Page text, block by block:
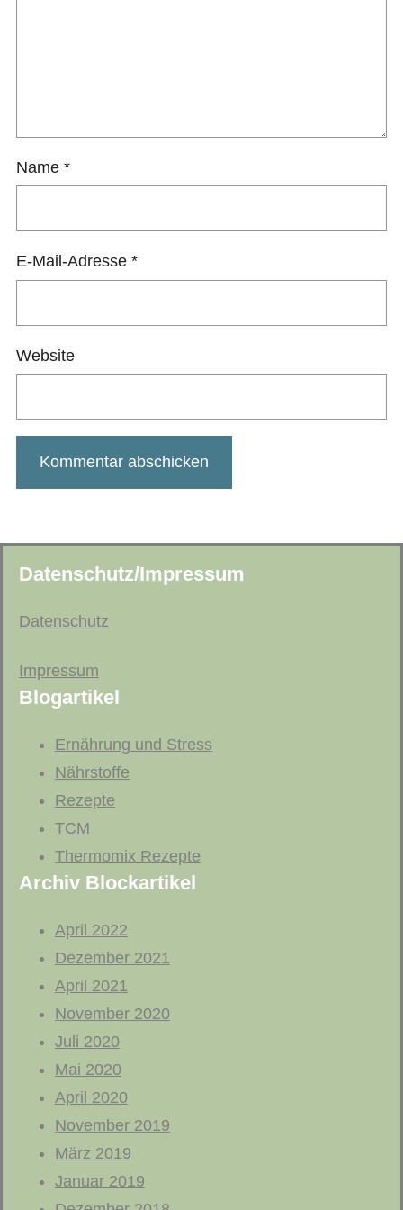
Name *
E-Mail-Adresse *
Website
Datenschutz/Impressum
Datenschutz
Impressum
Blogartikel
Ernährung und Stress
Nährstoffe
Rezepte
TCM
Thermomix Rezepte
Archiv Blockartikel
April 2022
Dezember 2021
April 2021
November 2020
Juli 2020
Mai 2020
April 2020
November 2019
März 2019
Januar 2019